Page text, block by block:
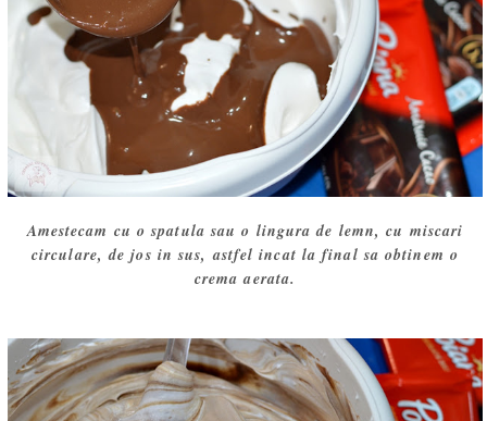
Amestecam cu o spatula sau o lingura de lemn, cu miscari
circulare, de jos in sus, astfel incat la final sa obtinem o
crema aerata.